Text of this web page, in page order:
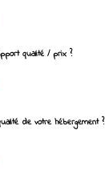
qualité / prix ?
de votre hébergement ?